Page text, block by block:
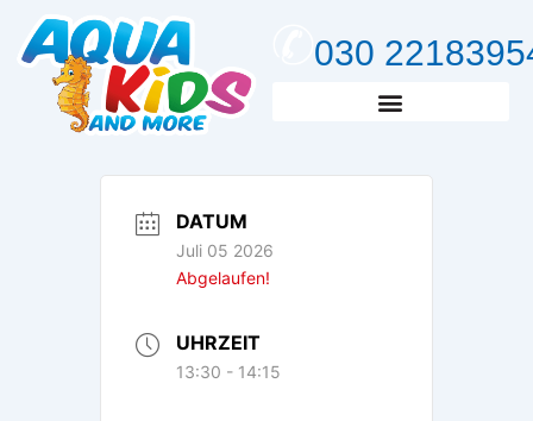
Inhalt
springen
030
DATUM
Juli 05 2026
Abgelaufen!
UHRZEIT
13:30 - 14:15